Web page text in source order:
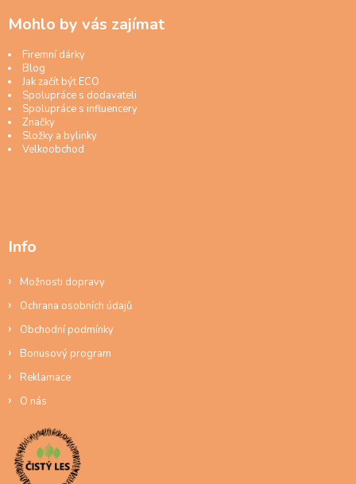
Mohlo by vás zajímat
Firemní dárky
Blog
Jak začít být ECO
Spolupráce s dodavateli
Spolupráce s influencery
Značky
Složky a bylinky
Velkoobchod
Info
Možnosti dopravy
Ochrana osobních údajů
Obchodní podmínky
Bonusový program
Reklamace
O nás